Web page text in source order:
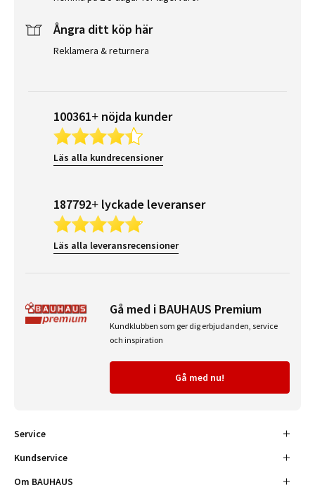
Ångra ditt köp här
Reklamera & returnera
100361+ nöjda kunder
Läs alla kundrecensioner
187792+ lyckade leveranser
Läs alla leveransrecensioner
Gå med i BAUHAUS Premium
Kundklubben som ger dig erbjudanden, service
och inspiration
Gå med nu!
Service
Kundservice
Om BAUHAUS